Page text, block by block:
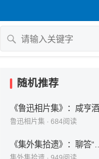
随机推荐
《鲁迅相片集》：咸亨
鲁迅相片集 · 684阅读
《集外集拾遗》：聊答